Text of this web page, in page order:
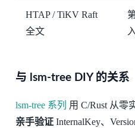
HTAP / TiKV Raft
全文
与 lsm-tree DIY 的关系
lsm-tree 系列 用 C/Rust 从零
亲手验证InternalKey、